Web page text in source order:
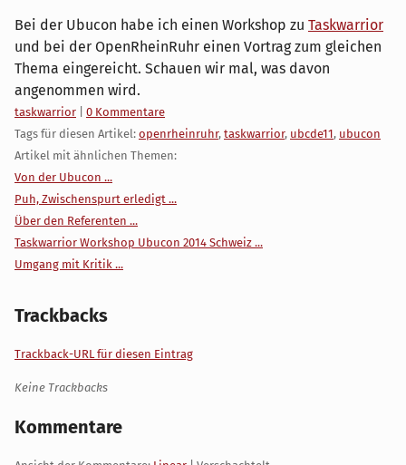
Bei der Ubucon habe ich einen Workshop zu Taskwarrior
und bei der OpenRheinRuhr einen Vortrag zum gleichen
Thema eingereicht. Schauen wir mal, was davon
angenommen wird.
Kategorien:
taskwarrior
0 Kommentare
Tags für diesen Artikel: openrheinruhr, taskwarrior, ubcde11, ubucon
Artikel mit ähnlichen Themen:
Von der Ubucon ...
Puh, Zwischenspurt erledigt ...
Über den Referenten ...
Taskwarrior Workshop Ubucon 2014 Schweiz ...
Umgang mit Kritik ...
Trackbacks
Trackback-URL für diesen Eintrag
Keine Trackbacks
Kommentare